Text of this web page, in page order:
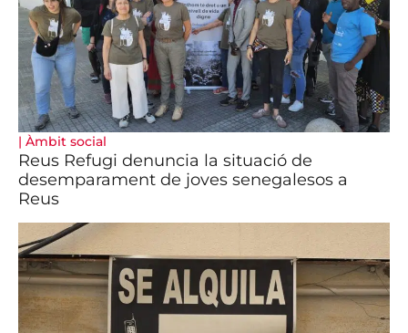
| Àmbit social
Reus Refugi denuncia la situació de
desemparament de joves senegalesos a
Reus